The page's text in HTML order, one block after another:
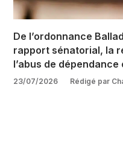
De l’ordonnance
rapport sénatorial, la
l’abus de dépendance
23/07/2026 Rédigé par